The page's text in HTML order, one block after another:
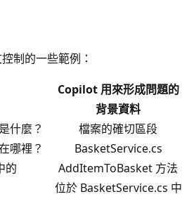
制的一些範例：
Copilot 用來形成問題的
背景資料
什麼？
檔案的確切區段
哪裡？
BasketService.cs
的
AddItemToBasket 方法
位於 BasketService.cs 中